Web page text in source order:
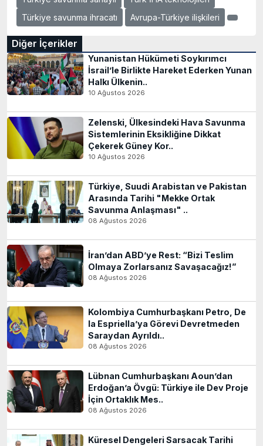
Türkiye savunma ihracatı
Avrupa-Türkiye ilişkileri
Diğer İçerikler
Yunanistan Hükümeti Soykırımcı
İsrail’le Birlikte Hareket Ederken Yunan
Halkı Ülkenin..
10 Ağustos 2026
Zelenski, Ülkesindeki Hava Savunma
Sistemlerinin Eksikliğine Dikkat
Çekerek Güney Kor..
10 Ağustos 2026
Türkiye, Suudi Arabistan ve Pakistan
Arasında Tarihi "Mekke Ortak
Savunma Anlaşması" ..
08 Ağustos 2026
İran’dan ABD’ye Rest: “Bizi Teslim
Olmaya Zorlarsanız Savaşacağız!”
08 Ağustos 2026
Kolombiya Cumhurbaşkanı Petro, De
la Espriella’ya Görevi Devretmeden
Saraydan Ayrıldı..
08 Ağustos 2026
Lübnan Cumhurbaşkanı Aoun’dan
Erdoğan’a Övgü: Türkiye ile Dev Proje
İçin Ortaklık Mes..
08 Ağustos 2026
Küresel Dengeleri Sarsacak Tarihi